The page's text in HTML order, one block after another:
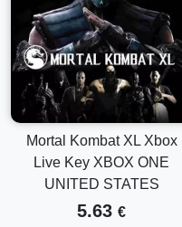
Mortal Kombat XL Xbox
Live Key XBOX ONE
UNITED STATES
5.63 €